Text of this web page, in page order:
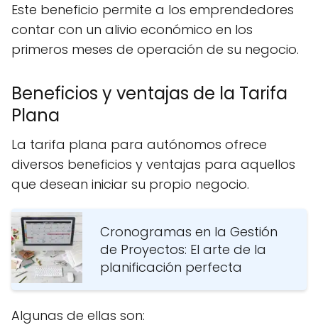
Este beneficio permite a los emprendedores
contar con un alivio económico en los
primeros meses de operación de su negocio.
Beneficios y ventajas de la Tarifa
Plana
La tarifa plana para autónomos ofrece
diversos beneficios y ventajas para aquellos
que desean iniciar su propio negocio.
Cronogramas en la Gestión
de Proyectos: El arte de la
planificación perfecta
Algunas de ellas son: